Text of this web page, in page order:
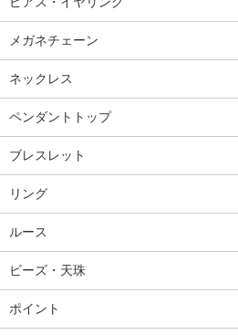
メガネチェーン
ネックレス
ペンダントトップ
ブレスレット
リング
ルース
ビーズ・天珠
ポイント